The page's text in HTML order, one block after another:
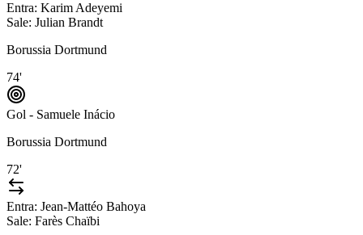
Entra: Karim Adeyemi
Sale: Julian Brandt
Borussia Dortmund
74'
Gol - Samuele Inácio
Borussia Dortmund
72'
Entra: Jean-Mattéo Bahoya
Sale: Farès Chaïbi